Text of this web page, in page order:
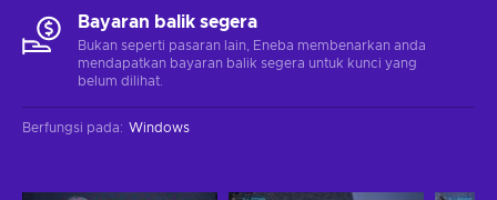
Bayaran balik segera
Bukan seperti pasaran lain, Eneba membenarkan anda
mendapatkan bayaran balik segera untuk kunci yang
belum dilihat.
Berfungsi pada: Windows